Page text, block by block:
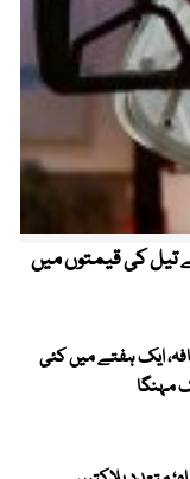
تیل کی قیمتوں میں
ایک ہفتے میں کئی